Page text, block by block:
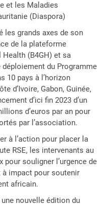
et les Maladies
(Diaspora)
les grands axes de son
de la plateforme
Health (B4GH) et sa
du Programme
10 pays à l’horizon
d’Ivoire, Gabon, Guinée,
d’ici fin 2023 d’un
d’euros par an pour
par l’association.
à l’action pour placer la
RSE, les intervenants au
pour souligner l’urgence de
impact pour soutenir
africain.
nouvelle édition du